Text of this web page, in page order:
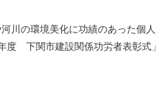
川の環境美化に功績のあった個人
度 下関市建設関係功労者表彰式」